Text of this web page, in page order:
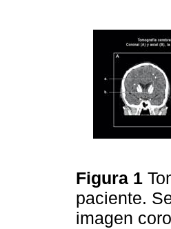
Figura 1
paciente.
imagen